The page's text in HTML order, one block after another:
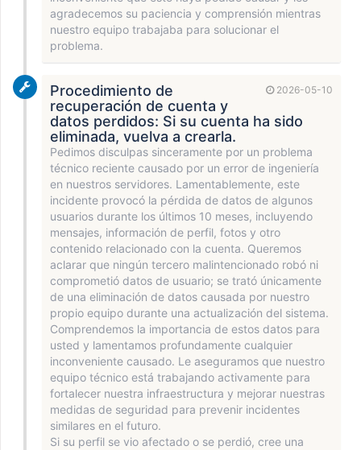
agradecemos su paciencia y comprensión mientras
nuestro equipo trabajaba para solucionar el
problema.
2026-05-10
Procedimiento de
recuperación de cuenta y
datos perdidos: Si su cuenta ha sido
eliminada, vuelva a crearla.
Pedimos disculpas sinceramente por un problema
técnico reciente causado por un error de ingeniería
en nuestros servidores. Lamentablemente, este
incidente provocó la pérdida de datos de algunos
usuarios durante los últimos 10 meses, incluyendo
mensajes, información de perfil, fotos y otro
contenido relacionado con la cuenta. Queremos
aclarar que ningún tercero malintencionado robó ni
comprometió datos de usuario; se trató únicamente
de una eliminación de datos causada por nuestro
propio equipo durante una actualización del sistema.
Comprendemos la importancia de estos datos para
usted y lamentamos profundamente cualquier
inconveniente causado. Le aseguramos que nuestro
equipo técnico está trabajando activamente para
fortalecer nuestra infraestructura y mejorar nuestras
medidas de seguridad para prevenir incidentes
similares en el futuro.
Si su perfil se vio afectado o se perdió, cree una